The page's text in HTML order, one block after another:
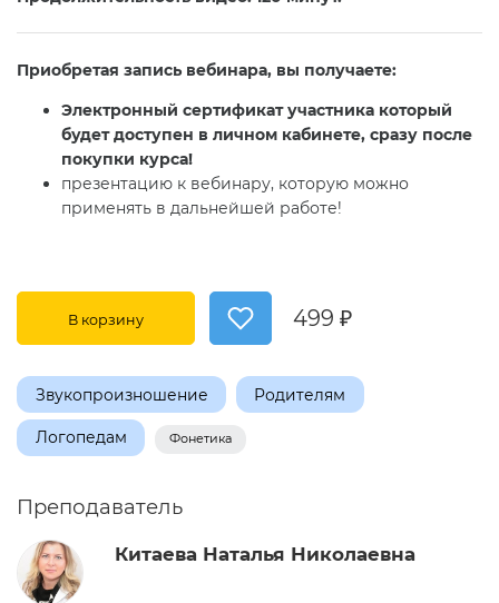
Приобретая запись вебинара, вы получаете:
Электронный сертификат участника который
будет доступен в личном кабинете, сразу после
покупки курса!
презентацию к вебинару, которую можно
применять в дальнейшей работе!
В корзину 499 ₽
Звукопроизношение Родителям
Логопедам Фонетика
Преподаватель
Китаева Наталья Николаевна